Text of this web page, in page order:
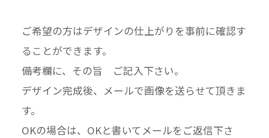
ご希望の方はデザインの仕上がりを事前に確認す
ることができます。
備考欄に、その旨 ご記入下さい。
デザイン完成後、メールで画像を送らせて頂きま
す。
OKの場合は、OKと書いてメールをご返信下さ